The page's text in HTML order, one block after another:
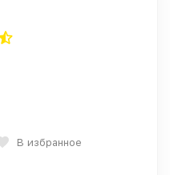
В избранное